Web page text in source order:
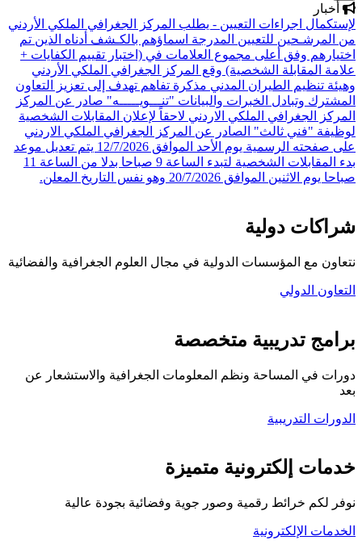
أخبار
لإستكمال اجراءات التعيين - يطلب المركز الجغرافي الملكي الأردني
من المرشـحين للتعيين المدرجة اسماؤهم بالكـشف أدناه الذين تم
اختيارهم وفق أعلى مجموع العلامات في (اختبار تقييم الكفايات +
علامة المقابلة الشخصية) وقع المركز الجغرافي الملكي الأردني
وهيئة تنظيم الطيران المدني مذكرة تفاهم تهدف إلى تعزيز التعاون
المشترك وتبادل الخبرات والبيانات "تنـــويـــــه" صادر عن المركز
المركز الجغرافي الملكي الاردني لاحقاً لإعلان المقابلات الشخصية
لوظيفة "فني ثالث" الصادر عن المركز الجغرافي الملكي الاردني
على صفحته الرسمية يوم الأحد الموافق 12/7/2026 يتم تعديل موعد
بدء المقابلات الشخصية لتبدء الساعة 9 صباحا بدلا من الساعة 11
صباحا يوم الاثنين الموافق 20/7/2026 وهو نفس التاريخ المعلن.
شراكات دولية
نتعاون مع المؤسسات الدولية في مجال العلوم الجغرافية والفضائية
التعاون الدولي
برامج تدريبية متخصصة
دورات في المساحة ونظم المعلومات الجغرافية والاستشعار عن
بعد
الدورات التدريبية
خدمات إلكترونية متميزة
نوفر لكم خرائط رقمية وصور جوية وفضائية بجودة عالية
الخدمات الإلكترونية